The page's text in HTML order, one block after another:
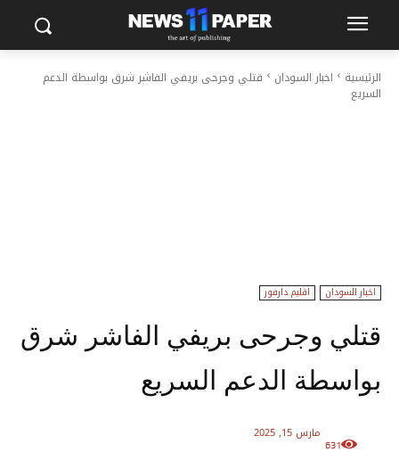
الرئيسية اخبار السودان
قتلي وجرحى بريفي الفاشر شرق بواسطة الدعم
السريع
اخبار السودان اقليم دارفور
قتلي وجرحى بريفي الفاشر شرق
بواسطة الدعم السريع
مارس 15, 2025
631